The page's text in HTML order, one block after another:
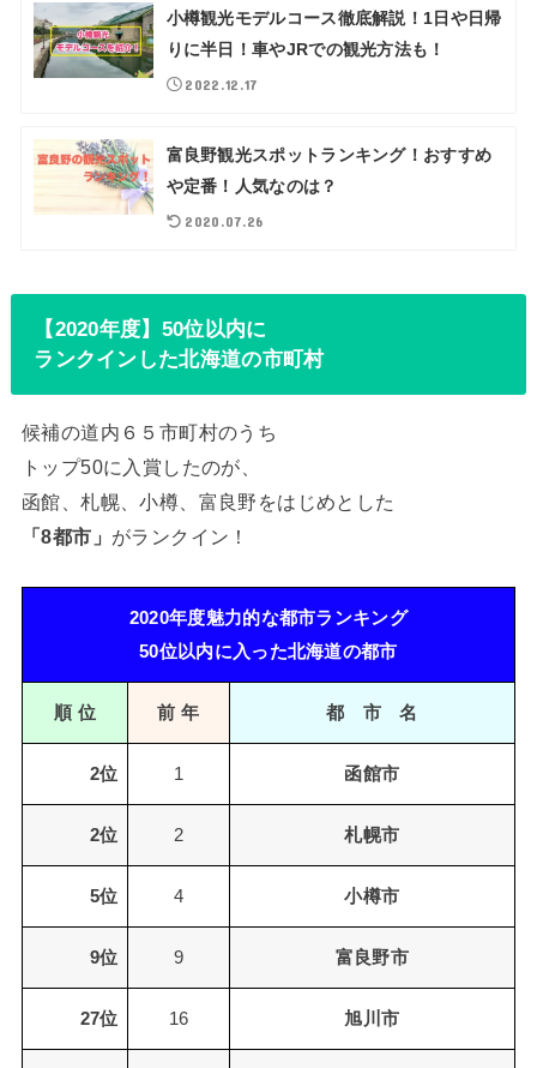
小樽観光モデルコース徹底解説！1日や日帰
りに半日！車やJRでの観光方法も！
2022.12.17
富良野観光スポットランキング！おすすめ
や定番！人気なのは？
2020.07.26
【2020年度】50位以内に
ランクインした北海道の市町村
候補の道内６５市町村のうち
トップ50に入賞したのが、
函館、札幌、小樽、富良野をはじめとした
「8都市」 がランクイン！
2020年度魅力的な都市ランキング
50位以内に入った北海道の都市
順 位 前 年 都 市 名
2位 1 函館市
2位 2 札幌市
5位 4 小樽市
9位 9 富良野市
27位 16 旭川市